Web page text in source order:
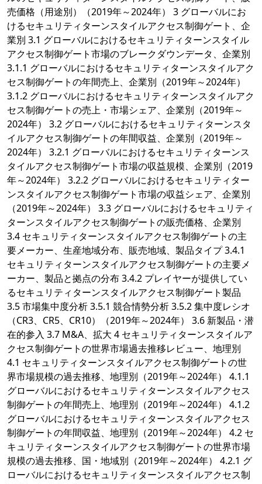
売価格（用途別）（2019年～2024年） 3 グローバルにお
けるセキュリティターンスタイルアクセス制御ゲート、企
業別 3.1 グローバルにおけるセキュリティターンスタイル
アクセス制御ゲート市場のブレークダウンデータ、企業別
3.1.1 グローバルにおけるセキュリティターンスタイルアク
セス制御ゲートの年間売上、企業別（2019年～2024年）
3.1.2 グローバルにおけるセキュリティターンスタイルアク
セス制御ゲートの売上・市場シェア、企業別（2019年～
2024年） 3.2 グローバルにおけるセキュリティターンスタ
イルアクセス制御ゲートの年間収益、企業別（2019年～
2024年） 3.2.1 グローバルにおけるセキュリティターンス
タイルアクセス制御ゲート市場の収益規模、企業別（2019
年～2024年） 3.2.2 グローバルにおけるセキュリティター
ンスタイルアクセス制御ゲート市場の収益シェア、企業別
（2019年～2024年） 3.3 グローバルにおけるセキュリティ
ターンスタイルアクセス制御ゲートの販売価格、企業別
3.4 セキュリティターンスタイルアクセス制御ゲートの主
要メーカー、生産地域分布、販売地域、製品タイプ 3.4.1
セキュリティターンスタイルアクセス制御ゲートの主要メ
ーカー、製品と拠点の分布 3.4.2 プレイヤーが提供してい
るセキュリティターンスタイルアクセス制御ゲート製品
3.5 市場集中度分析 3.5.1 競合情勢分析 3.5.2 集中度レシオ
（CR3、CR5、CR10）（2019年～2024年） 3.6 新製品・潜
在的参入 3.7 M&A、拡大 4 セキュリティターンスタイルア
クセス制御ゲートの世界市場過去推移レビュー、地理別
4.1 セキュリティターンスタイルアクセス制御ゲートの世
界市場規模の過去推移、地理別（2019年～2024年） 4.1.1
グローバルにおけるセキュリティターンスタイルアクセス
制御ゲートの年間売上、地理別（2019年～2024年） 4.1.2
グローバルにおけるセキュリティターンスタイルアクセス
制御ゲートの年間収益、地理別（2019年～2024年） 4.2 セ
キュリティターンスタイルアクセス制御ゲートの世界市場
規模の過去推移、国・地域別（2019年～2024年） 4.2.1 グ
ローバルにおけるセキュリティターンスタイルアクセス制